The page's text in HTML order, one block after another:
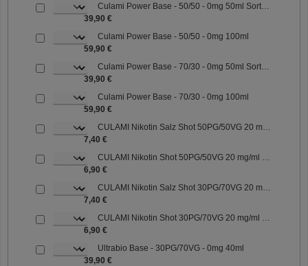
Culami Power Base - 50/50 - 0mg 50ml Sorte: 50/50
39,90 €
Culami Power Base - 50/50 - 0mg 100ml
59,90 €
Culami Power Base - 70/30 - 0mg 50ml Sorte: 70/30
39,90 €
Culami Power Base - 70/30 - 0mg 100ml
59,90 €
CULAMI Nikotin Salz Shot 50PG/50VG 20 mg/ml Sorte: 50PG/50VG
7,40 €
CULAMI Nikotin Shot 50PG/50VG 20 mg/ml Sorte: 50PG/50VG
6,90 €
CULAMI Nikotin Salz Shot 30PG/70VG 20 mg/ml Sorte: 30PG/70VG
7,40 €
CULAMI Nikotin Shot 30PG/70VG 20 mg/ml Sorte: 30PG/70VG
6,90 €
Ultrabio Base - 30PG/70VG - 0mg 40ml
39,90 €